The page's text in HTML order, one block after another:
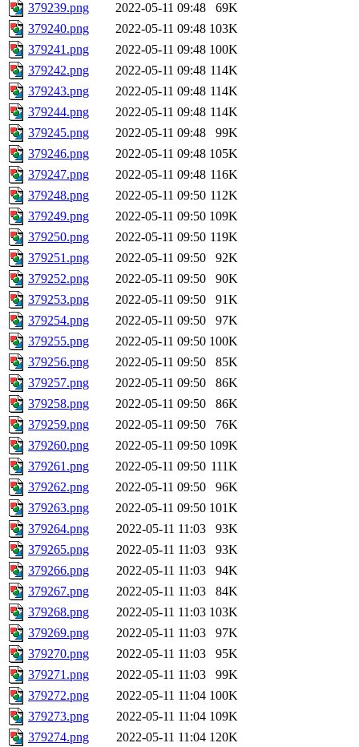
379239.png
2022-05-11 09:48
69K
379240.png
2022-05-11 09:48 103K
379241.png
2022-05-11 09:48 100K
379242.png
2022-05-11 09:48 114K
379243.png
2022-05-11 09:48 114K
379244.png
2022-05-11 09:48 114K
379245.png
2022-05-11 09:48
99K
379246.png
2022-05-11 09:48 105K
379247.png
2022-05-11 09:48 116K
379248.png
2022-05-11 09:50 112K
379249.png
2022-05-11 09:50 109K
379250.png
2022-05-11 09:50 119K
379251.png
2022-05-11 09:50
92K
379252.png
2022-05-11 09:50
90K
379253.png
2022-05-11 09:50
91K
379254.png
2022-05-11 09:50
97K
379255.png
2022-05-11 09:50 100K
379256.png
2022-05-11 09:50
85K
379257.png
2022-05-11 09:50
86K
379258.png
2022-05-11 09:50
86K
379259.png
2022-05-11 09:50
76K
379260.png
2022-05-11 09:50 109K
379261.png
2022-05-11 09:50 111K
379262.png
2022-05-11 09:50
96K
379263.png
2022-05-11 09:50 101K
379264.png
2022-05-11 11:03
93K
379265.png
2022-05-11 11:03
93K
379266.png
2022-05-11 11:03
94K
379267.png
2022-05-11 11:03
84K
379268.png
2022-05-11 11:03 103K
379269.png
2022-05-11 11:03
97K
379270.png
2022-05-11 11:03
95K
379271.png
2022-05-11 11:03
99K
379272.png
2022-05-11 11:04 100K
379273.png
2022-05-11 11:04 109K
379274.png
2022-05-11 11:04 120K